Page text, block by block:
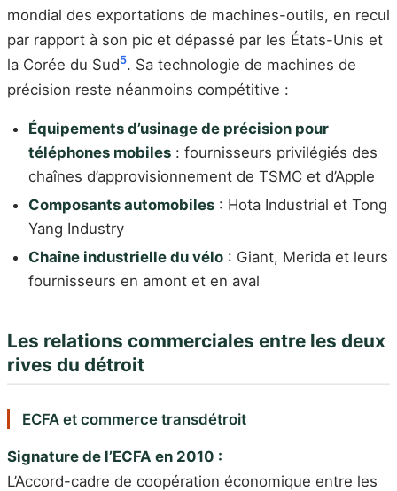
mondial des exportations de machines-outils, en recul
par rapport à son pic et dépassé par les États-Unis et
la Corée du Sud5. Sa technologie de machines de
précision reste néanmoins compétitive :
Équipements d’usinage de précision pour
téléphones mobiles : fournisseurs privilégiés des
chaînes d’approvisionnement de TSMC et d’Apple
Composants automobiles : Hota Industrial et Tong
Yang Industry
Chaîne industrielle du vélo : Giant, Merida et leurs
fournisseurs en amont et en aval
Les relations commerciales entre les deux
rives du détroit
ECFA et commerce transdétroit
Signature de l’ECFA en 2010 :
L’Accord-cadre de coopération économique entre les